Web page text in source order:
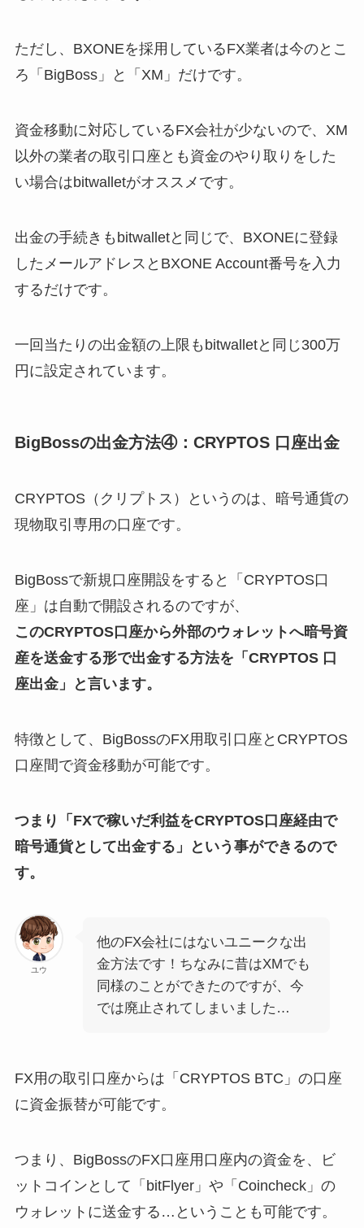
ただし、BXONEを採用しているFX業者は今のとこ
ろ「BigBoss」と「XM」だけです。
資金移動に対応しているFX会社が少ないので、XM
以外の業者の取引口座とも資金のやり取りをした
い場合はbitwalletがオススメです。
出金の手続きもbitwalletと同じで、BXONEに登録
したメールアドレスとBXONE Account番号を入力
するだけです。
一回当たりの出金額の上限もbitwalletと同じ300万
円に設定されています。
BigBossの出金方法④：CRYPTOS 口座出金
CRYPTOS（クリプトス）というのは、暗号通貨の
現物取引専用の口座です。
BigBossで新規口座開設をすると「CRYPTOS口
座」は自動で開設されるのですが、
このCRYPTOS口座から外部のウォレットへ暗号資
産を送金する形で出金する方法を「CRYPTOS 口
座出金」と言います。
特徴として、BigBossのFX用取引口座とCRYPTOS
口座間で資金移動が可能です。
つまり「FXで稼いだ利益をCRYPTOS口座経由で
暗号通貨として出金する」という事ができるので
す。
ユウ
他のFX会社にはないユニークな出
金方法です！ちなみに昔はXMでも
同様のことができたのですが、今
では廃止されてしまいました…
FX用の取引口座からは「CRYPTOS BTC」の口座
に資金振替が可能です。
つまり、BigBossのFX口座用口座内の資金を、ビ
ットコインとして「bitFlyer」や「Coincheck」の
ウォレットに送金する…ということも可能です。